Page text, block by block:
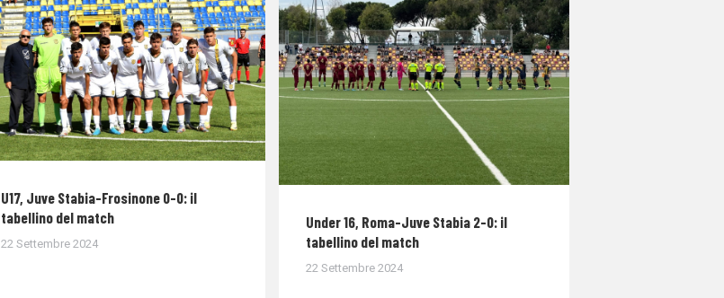
U17, Juve Stabia-Frosinone 0-0: il
tabellino del match
22 Settembre 2024
Under 16, Roma-Juve Stabia 2-0: il
tabellino del match
22 Settembre 2024